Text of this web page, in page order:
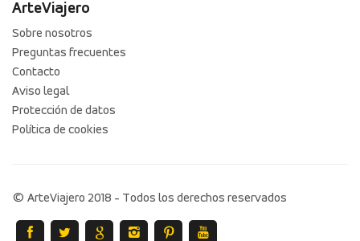
ArteViajero
Sobre nosotros
Preguntas frecuentes
Contacto
Aviso legal
Protección de datos
Política de cookies
© ArteViajero 2018 - Todos los derechos reservados